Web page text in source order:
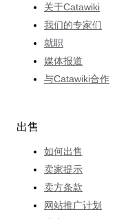
关于Catawiki
我们的专家们
就职
媒体报道
与Catawiki合作
出售
如何出售
卖家提示
卖方条款
网站推广计划